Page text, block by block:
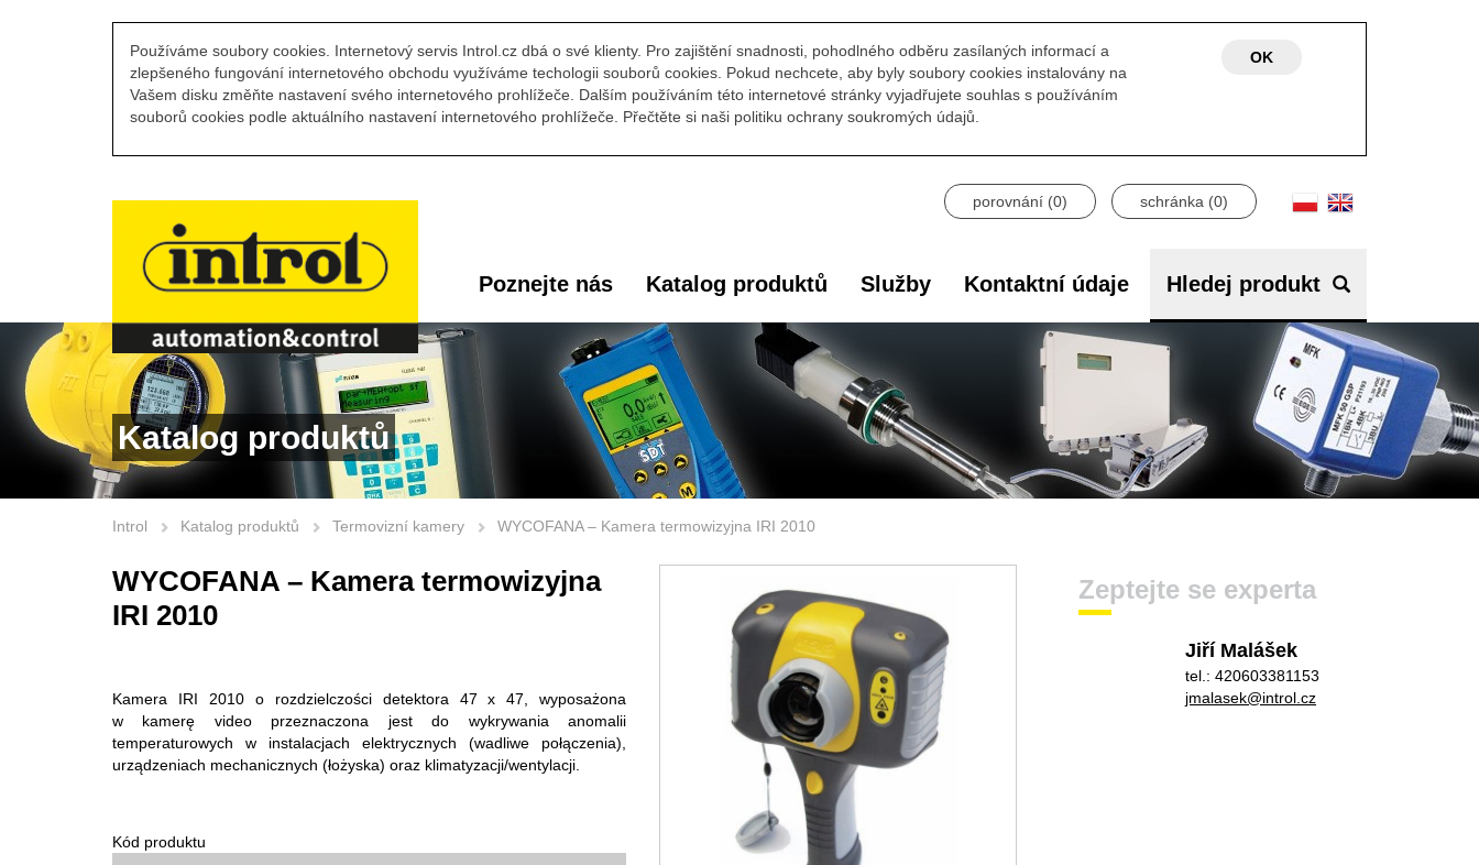
Používáme soubory cookies. Internetový servis Introl.cz dbá o své klienty. Pro zajištění snadnosti, pohodlného odběru zasílaných informací a
zlepšeného fungování internetového obchodu využíváme techologii souborů cookies. Pokud nechcete, aby byly soubory cookies instalovány na
Vašem disku změňte nastavení svého internetového prohlížeče. Dalším používáním této internetové stránky vyjadřujete souhlas s používáním
souborů cookies podle aktuálního nastavení internetového prohlížeče. Přečtěte si naši politiku ochrany soukromých údajů.
OK
porovnání (0) schránka (0)
Poznejte nás Katalog produktů Služby Kontaktní údaje Hledej produkt
Katalog produktů
Introl Katalog produktů Termovizní kamery WYCOFANA – Kamera termowizyjna IRI 2010
WYCOFANA – Kamera termowizyjna
IRI 2010
Kamera IRI 2010 o rozdzielczości detektora 47 x 47, wyposażona
w kamerę video przeznaczona jest do wykrywania anomalii
temperaturowych w instalacjach elektrycznych (wadliwe połączenia),
urządzeniach mechanicznych (łożyska) oraz klimatyzacji/wentylacji.
Kód produktu
Zeptejte se experta
Jiří Malášek
tel.: 420603381153
jmalasek@introl.cz